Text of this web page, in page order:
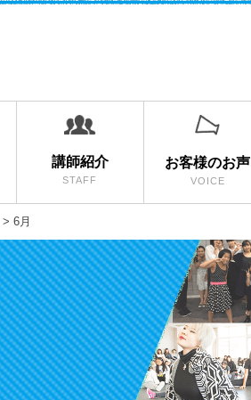
講師紹介
STAFF
お客様のお声
VOICE
> 6月